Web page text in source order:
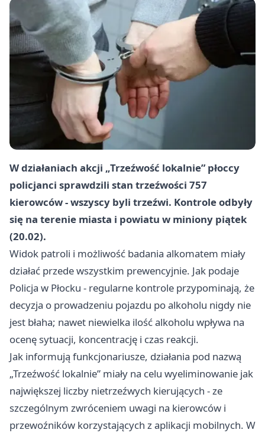
W działaniach akcji „Trzeźwość lokalnie” płoccy
policjanci sprawdzili stan trzeźwości 757
kierowców - wszyscy byli trzeźwi. Kontrole odbyły
się na terenie miasta i powiatu w miniony piątek
(20.02).
Widok patroli i możliwość badania alkomatem miały
działać przede wszystkim prewencyjnie. Jak podaje
Policja w Płocku - regularne kontrole przypominają, że
decyzja o prowadzeniu pojazdu po alkoholu nigdy nie
jest błaha; nawet niewielka ilość alkoholu wpływa na
ocenę sytuacji, koncentrację i czas reakcji.
Jak informują funkcjonariusze, działania pod nazwą
„Trzeźwość lokalnie” miały na celu wyeliminowanie jak
największej liczby nietrzeźwych kierujących - ze
szczególnym zwróceniem uwagi na kierowców i
przewoźników korzystających z aplikacji mobilnych. W